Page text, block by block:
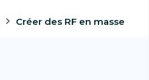
Créer des RF en masse